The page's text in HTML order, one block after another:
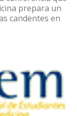
prepara un
candentes en